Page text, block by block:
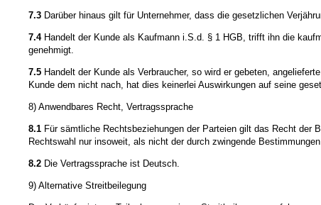
7.3 Darüber hinaus gilt für Unternehmer, dass die gesetzlichen
7.4Handelt der Kunde als Kaufmann i.S.d. § 1 HGB, trifft ihn die
genehmigt.
7.5 Handelt der Kunde als Verbraucher, so wird er gebeten,
Kunde dem nicht nach, hat dies keinerlei Auswirkungen auf seine
8) Anwendbares Recht, Vertragssprache
8.1 Für sämtliche Rechtsbeziehungen der Parteien gilt das Recht der
Rechtswahl nur insoweit, als nicht der durch zwingende
8.2 Die Vertragssprache ist Deutsch.
9) Alternative Streitbeilegung